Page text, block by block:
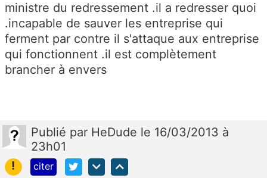
ministre du redressement .il a redresser quoi
.incapable de sauver les entreprise qui
ferment par contre il s'attaque aux entreprise
qui fonctionnent .il est complètement
brancher à envers
Publié par HeDude le 16/03/2013 à
23h01
!
citer